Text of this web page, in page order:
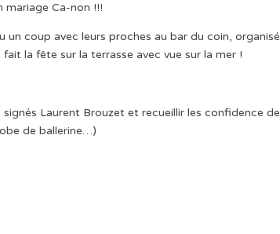
mariage Ca-non !!!
un coup avec leurs proches au bar du coin, organisé
la fête sur la terrasse avec vue sur la mer !
Laurent Brouzet et recueillir les confidence de
de ballerine…)